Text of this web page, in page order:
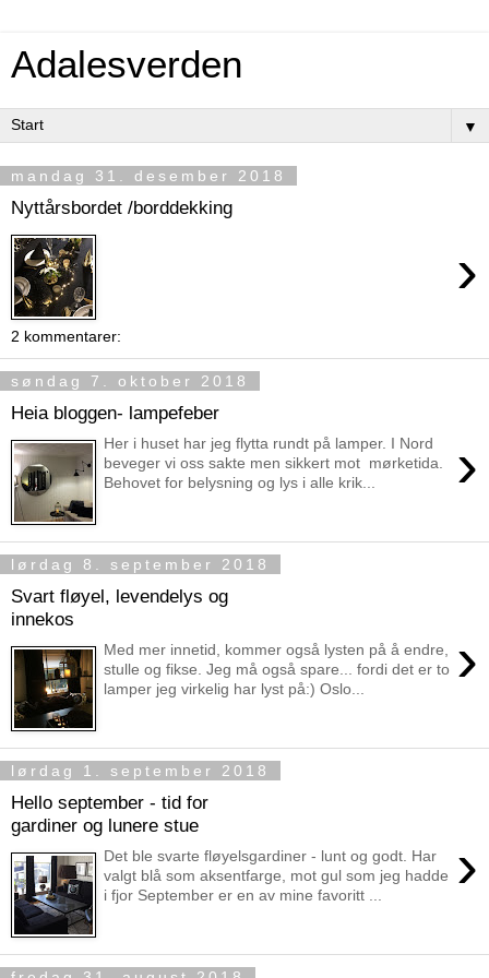
Adalesverden
▼
mandag 31. desember 2018
Nyttårsbordet /borddekking
›
2 kommentarer:
søndag 7. oktober 2018
Heia bloggen- lampefeber
›
Her i huset har jeg flytta rundt på lamper. I Nord
beveger vi oss sakte men sikkert mot mørketida.
Behovet for belysning og lys i alle krik...
lørdag 8. september 2018
Svart fløyel, levendelys og
innekos
›
Med mer innetid, kommer også lysten på å endre,
stulle og fikse. Jeg må også spare... fordi det er to
lamper jeg virkelig har lyst på:) Oslo...
lørdag 1. september 2018
Hello september - tid for
gardiner og lunere stue
›
Det ble svarte fløyelsgardiner - lunt og godt. Har
valgt blå som aksentfarge, mot gul som jeg hadde
i fjor September er en av mine favoritt ...